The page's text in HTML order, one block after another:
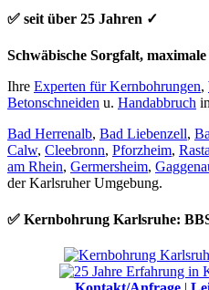
✅ seit über 25 Jahren ✓
Schwäbische Sorgfalt,
Ihre Experten für Kernbohrungen,
Betonschneiden u. Handabbruch in
Bad Herrenalb, Bad Liebenzell,
Calw, Cleebronn, Pforzheim,
am Rhein, Germersheim,
der Karlsruher Umgebung.
✅ Kernbohrung Karlsruhe: